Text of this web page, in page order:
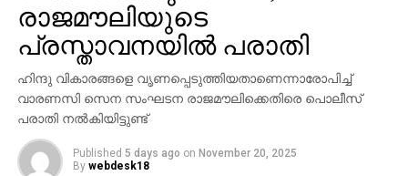
അറിയാമായിരുന്നുവെന്നും അദ്ദേഹം കൂട്ടിച്ചേര്‍ത്തു.
രാജമൗലിയുടെ
പ്രസ്താവനയില്‍ പരാതി
ഹിന്ദു വികാരങ്ങളെ വൃണപ്പെടുത്തിയതാണെന്നാരോപിച്ച്
വാരണസി സെന സംഘടന രാജമൗലിക്കെതിരെ പൊലീസ്
പരാതി നല്‍കിയിട്ടുണ്ട്
Published 5 days ago on November 20, 2025
By webdesk18